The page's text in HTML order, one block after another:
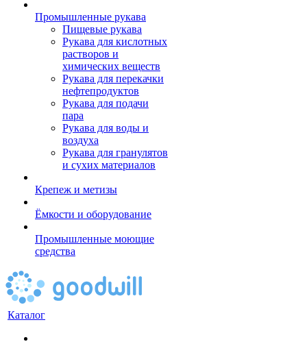
Промышленные рукава
Пищевые рукава
Рукава для кислотных
растворов и
химических веществ
Рукава для перекачки
нефтепродуктов
Рукава для подачи
пара
Рукава для воды и
воздуха
Рукава для гранулятов
и сухих материалов
Крепеж и метизы
Ёмкости и оборудование
Промышленные моющие
средства
Каталог